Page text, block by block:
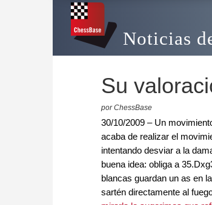
Noticias
Su
por ChessBase
30/10/2009 – Un
acaba de realizar el
intentando desviar a la
buena idea: obliga a
blancas guardan un as en
sartén directamente al